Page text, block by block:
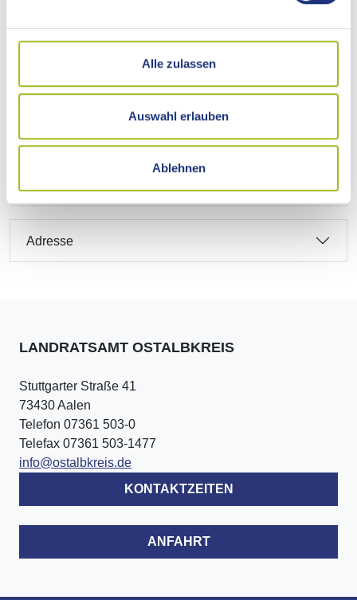
Alle zulassen
Auswahl erlauben
Ablehnen
Rechtsbehelf
Rechtsgrundlage
Freigabevermerk
Adresse
LANDRATSAMT OSTALBKREIS
Stuttgarter Straße 41
73430 Aalen
Telefon 07361 503-0
Telefax 07361 503-1477
info@ostalbkreis.de
KONTAKTZEITEN
ANFAHRT